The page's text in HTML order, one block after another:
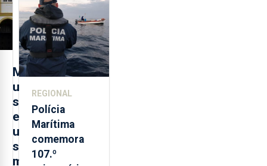
M
u
s
e
u
s
m
evolução
turística
REGIONAL
Polícia
Marítima
comemora
107.º